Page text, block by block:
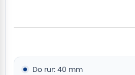
Do rur: 40 mm